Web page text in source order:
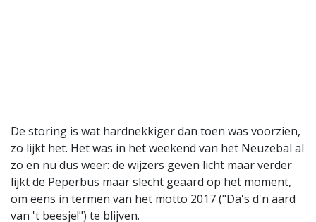
De storing is wat hardnekkiger dan toen was voorzien,
zo lijkt het. Het was in het weekend van het Neuzebal al
zo en nu dus weer: de wijzers geven licht maar verder
lijkt de Peperbus maar slecht geaard op het moment,
om eens in termen van het motto 2017 ("Da's d'n aard
van 't beesje!") te blijven.